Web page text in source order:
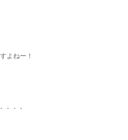
よねー！
・・・